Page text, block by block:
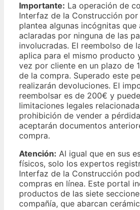
Importante: La operación de
Interfaz de la Construcción
plantea algunas incógnitas que
aclaradas por ninguna de las
involucradas. El reembolso de
aplica para el mismo producto
vez por cliente en un plazo de
de la compra. Superado este
realizarán devoluciones. El
reembolsar es de 200€ y
limitaciones legales
prohibición de vender a
aceptarán documentos
compra.
Atención: Al igual que en sus
físicos, solo los expertos
Interfaz de la Construcción
compras en línea. Este portal
productos de las siete
compañía, que abarcan